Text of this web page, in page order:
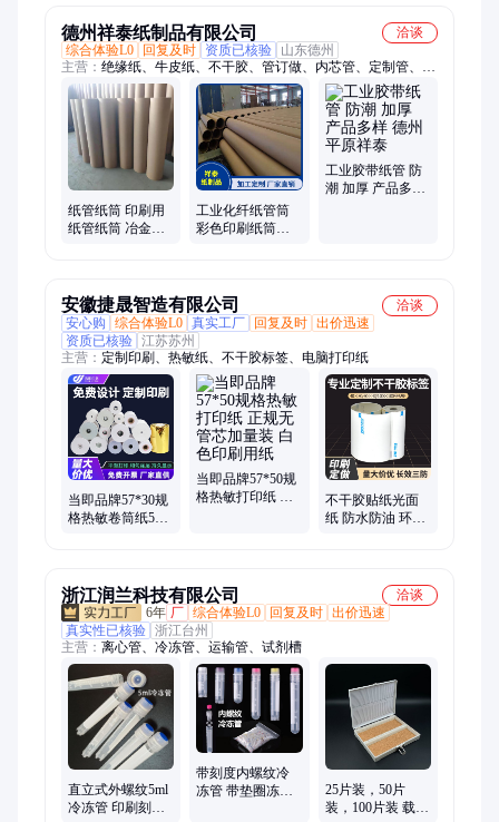
德州祥泰纸制品有限公司
洽谈
综合体验L0
回复及时 资质已核验
山东德州
主营： 绝缘纸、牛皮纸、不干胶、管订做、内芯管、定制管、贴
纸管、筒纸管、芯纸管、无纺布纸管、卫生纸、纸筒纸、熔喷
布、厚度5mm、纸制品、铝箔纸、缠绕膜、手工diy、胶带纸、
保鲜膜、卷绕纸、er8夹头、异形纸、口罩纸、镀锌板
纸管纸筒 印刷用
纸管纸筒 冶金用
工业化纤纸管筒
彩色印刷纸筒圆
工业胶带纸管 防
潮 加厚 产品多样
安徽捷晟智造有限公司
洽谈
安心购
综合体验L0 真实工厂 回复及时 出价迅速
资质已核验 江苏苏州
主营： 定制印刷、热敏纸、不干胶标签、电脑打印纸
当即品牌57*30规
格热敏卷筒纸58g
当即品牌57*50规
格热敏打印纸 正
不干胶贴纸光面
纸 防水防油 环保
浙江润兰科技有限公司
洽谈
6年 厂 综合体验L0 回复及时 出价迅速
真实性已核验 浙江台州
主营： 离心管、冷冻管、运输管、试剂槽
直立式外螺纹5ml
冷冻管 印刷刻度
带刻度内螺纹冷
冻管 带垫圈冻存
25片装，50片
装，100片装 载玻